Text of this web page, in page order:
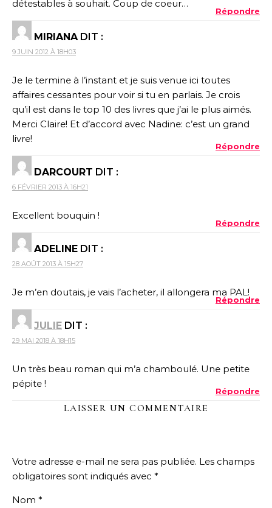
détestables à souhait. Coup de coeur…
Répondre
MIRIANA DIT :
9 JUIN 2012 À 18H03
Je le termine à l’instant et je suis venue ici toutes
affaires cessantes pour voir si tu en parlais. Je crois
qu’il est dans le top 10 des livres que j’ai le plus aimés.
Merci Claire! Et d’accord avec Nadine: c’est un grand
livre!
Répondre
DARCOURT DIT :
6 FÉVRIER 2013 À 16H21
Excellent bouquin !
Répondre
ADELINE DIT :
28 AOÛT 2013 À 15H27
Je m’en doutais, je vais l’acheter, il allongera ma PAL!
Répondre
JULIE DIT :
29 MAI 2018 À 18H15
Un très beau roman qui m’a chamboulé. Une petite
pépite !
Répondre
LAISSER UN COMMENTAIRE
Votre adresse e-mail ne sera pas publiée. Les champs
obligatoires sont indiqués avec *
Nom *